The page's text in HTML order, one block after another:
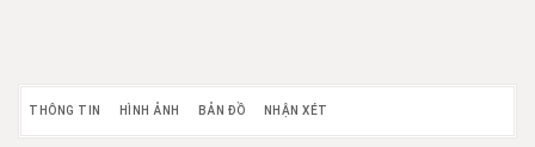
THÔNG TIN HÌNH ẢNH BẢN ĐỒ NHẬN XÉT